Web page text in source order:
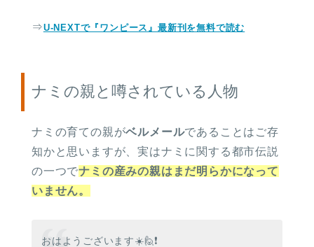
⇒U-NEXTで『ワンピース』最新刊を無料で読む
ナミの親と噂されている人物
ナミの育ての親がベルメールであることはご存
知かと思いますが、実はナミに関する都市伝説
の一つでナミの産みの親はまだ明らかになって
いません。
おはようございます☀️🙋❗